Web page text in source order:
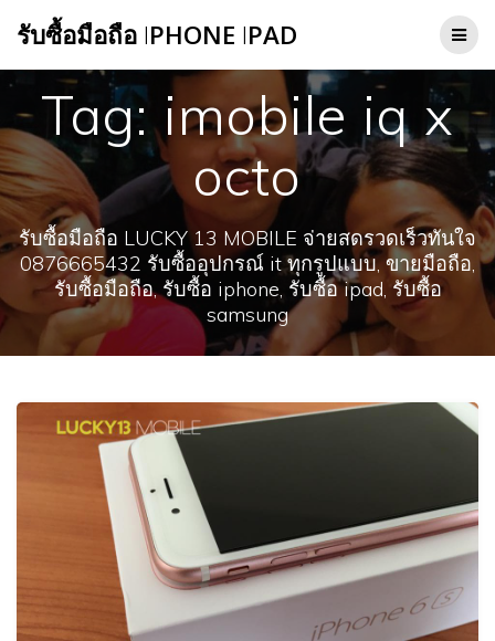
to
รับซื้อมือถือ IPHONE IPAD
Tag:imobile iq x
octo
รับซื้อมือถือ LUCKY 13 MOBILE จ่ายสดรวดเร็วทันใจ
0876665432 รับซื้ออุปกรณ์ it ทุกรูปแบบ, ขายมือถือ,
รับซื้อมือถือ, รับซื้อ iphone, รับซื้อ ipad, รับซื้อ
samsung